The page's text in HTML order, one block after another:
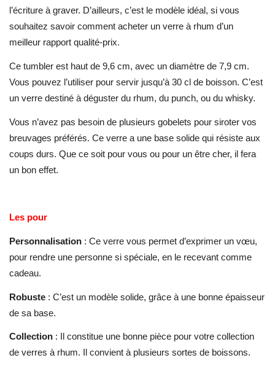
l’écriture à graver. D’ailleurs, c’est le modèle idéal, si vous
souhaitez savoir comment acheter un verre à rhum d’un
meilleur rapport qualité-prix.
Ce tumbler est haut de 9,6 cm, avec un diamètre de 7,9 cm.
Vous pouvez l’utiliser pour servir jusqu’à 30 cl de boisson. C’est
un verre destiné à déguster du rhum, du punch, ou du whisky.
Vous n’avez pas besoin de plusieurs gobelets pour siroter vos
breuvages préférés. Ce verre a une base solide qui résiste aux
coups durs. Que ce soit pour vous ou pour un être cher, il fera
un bon effet.
Les pour
Personnalisation : Ce verre vous permet d’exprimer un vœu,
pour rendre une personne si spéciale, en le recevant comme
cadeau.
Robuste : C’est un modèle solide, grâce à une bonne épaisseur
de sa base.
Collection : Il constitue une bonne pièce pour votre collection
de verres à rhum. Il convient à plusieurs sortes de boissons.